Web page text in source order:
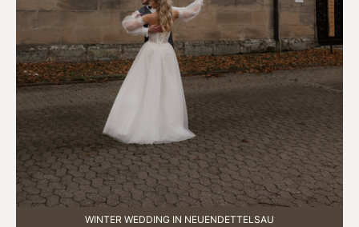
WINTER WEDDING IN NEUENDETTELSAU